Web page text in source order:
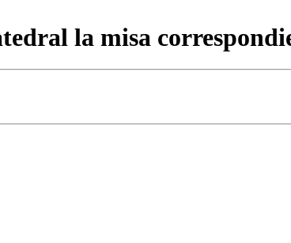
la misa